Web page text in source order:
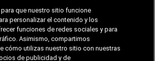
ROMEO
Reservados todos los derechos.
Alfa Romeo y Fiat son marcas registradas de FCA Group
que nuestro sitio funcione
personalizar el contenido y los
funciones de redes sociales y para
Asimismo, compartimos
cómo utilizas nuestro sitio con nuestras
de publicidad y de